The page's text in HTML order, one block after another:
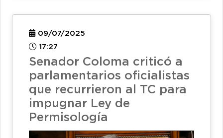
09/07/2025
17:27
Senador Coloma criticó a
parlamentarios oficialistas
que recurrieron al TC para
impugnar Ley de
Permisología